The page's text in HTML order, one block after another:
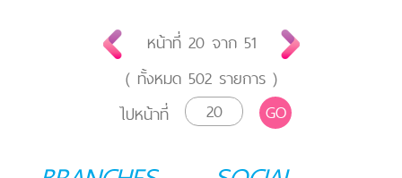
หน้าที่ 20จาก 51
( ทั้งหมด 502รายการ )
ไปหน้าที่
GO